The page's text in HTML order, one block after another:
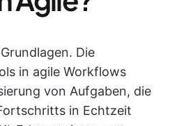
Die
in agile Workflows
von Aufgaben, die
in Echtzeit